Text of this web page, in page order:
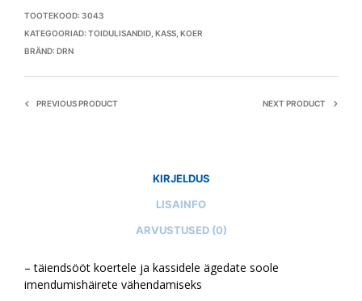
TOOTEKOOD: 3043
KATEGOORIAD: TOIDULISANDID KASS KOER
BRÄND: DRN
PREVIOUS PRODUCT NEXT PRODUCT
KIRJELDUS
LISAINFO
ARVUSTUSED (0)
– täiendsööt koertele ja kassidele ägedate soole
imendumishäirete vähendamiseks